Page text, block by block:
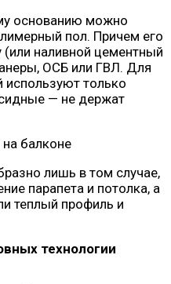
основанию можно
пол. Причем его
наливной цементный
ОСБ или ГВЛ. Для
только
— не держат
лишь в том случае,
парапета и потолка, а
теплый профиль и
технологии